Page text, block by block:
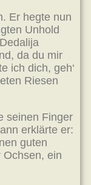
Er hegte nun
Unhold
da du mir
ich dich, geh‘
Riesen
seinen Finger
erklärte er:
guten
Ochsen, ein